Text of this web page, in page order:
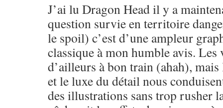
J’ai lu Dragon Head il y a
question survie en territoire
le spoil) c’est d’une ampleur
classique à mon humble avis. Les
d’ailleurs à bon train (ahah),
et le luxe du détail nous
des illustrations sans trop rusher